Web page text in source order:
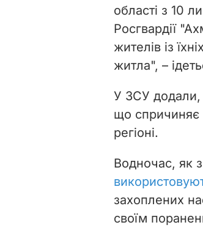
області з 10
Росгвардії
жителів із
житла", –
У ЗСУ додали,
що спричиняє
регіоні.
Водночас, як
захоплених
своїм